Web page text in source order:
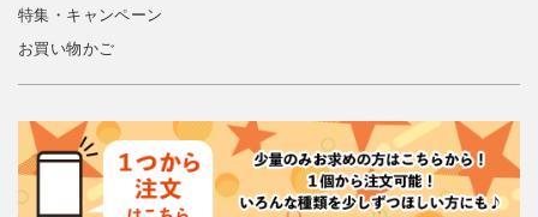
特集・キャンペーン
お買い物かご